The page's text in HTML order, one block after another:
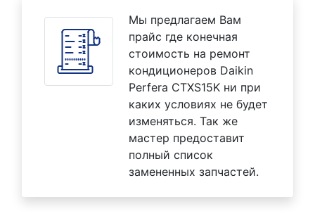
Мы предлагаем Вам
прайс где конечная
стоимость на ремонт
кондиционеров Daikin
Perfera CTXS15K ни при
каких условиях не будет
изменяться. Так же
мастер предоставит
полный список
замененных запчастей.